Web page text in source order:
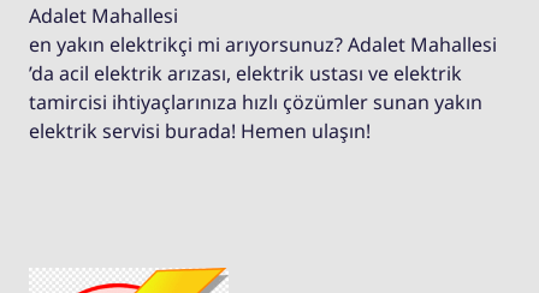
Adalet Mahallesi
en yakın elektrikçi mi arıyorsunuz? Adalet Mahallesi
’da acil elektrik arızası, elektrik ustası ve elektrik
tamircisi ihtiyaçlarınıza hızlı çözümler sunan yakın
elektrik servisi burada! Hemen ulaşın!